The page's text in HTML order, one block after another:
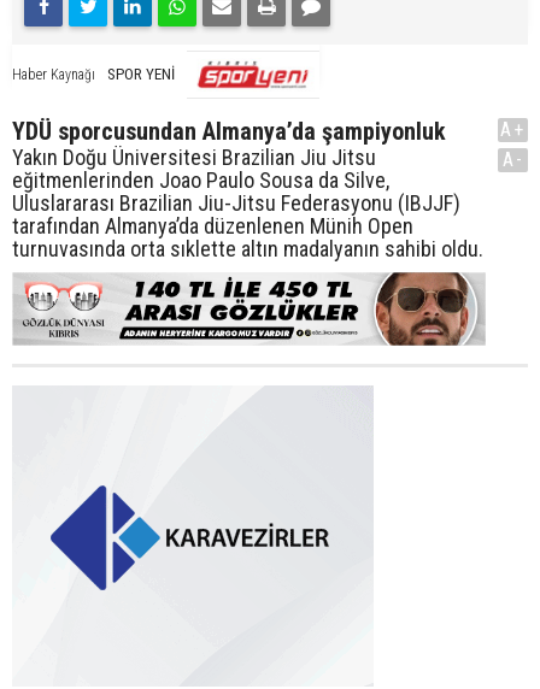
Haber Kaynağı SPOR YENİ
YDÜ sporcusundan Almanya’da şampiyonluk
Yakın Doğu Üniversitesi Brazilian Jiu Jitsu
eğitmenlerinden Joao Paulo Sousa da Silve,
Uluslararası Brazilian Jiu-Jitsu Federasyonu (IBJJF)
tarafından Almanya’da düzenlenen Münih Open
turnuvasında orta sıklette altın madalyanın sahibi oldu.
A+
A-